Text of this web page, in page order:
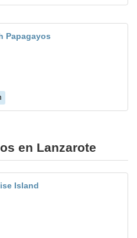
Papagayos
en Lanzarote
Island